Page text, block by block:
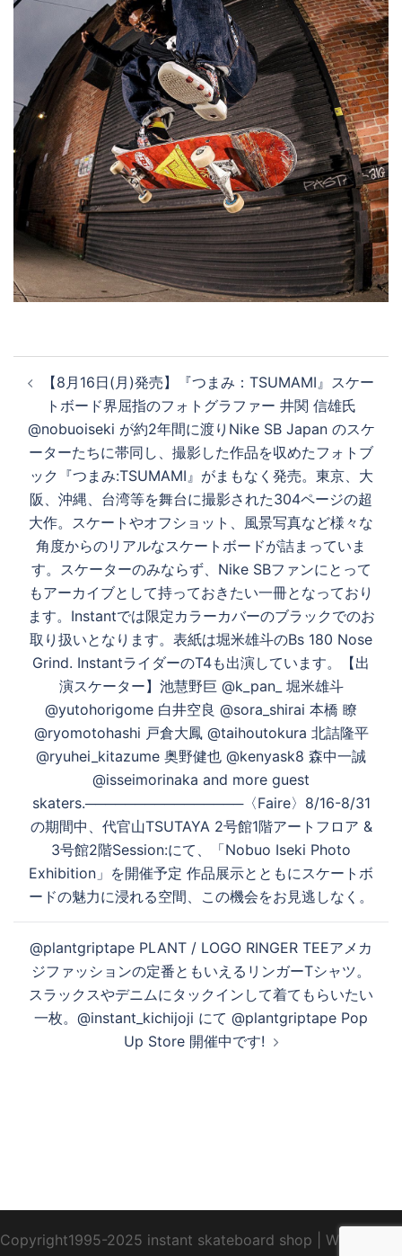
稿
ナ
ビ
ゲ
ー
シ
ン
【8月16日(月)発売】『つまみ：TSUMAMI』スケー
トボード界屈指のフォトグラファー 井関 信雄氏
@nobuoiseki が約2年間に渡りNike SB Japan のスケ
ーターたちに帯同し、撮影した作品を収めたフォトブ
ック『つまみ:TSUMAMI』がまもなく発売。⁡東京、大
阪、沖縄、台湾等を舞台に撮影された304ページの超
大作。スケートやオフショット、風景写真など様々な
角度からのリアルなスケートボードが詰まっていま
す。スケーターのみならず、Nike SBファンにとって
もアーカイブとして持っておきたい一冊となっており
ます。Instantでは限定カラーカバーのブラックでのお
取り扱いとなります。表紙は堀米雄斗のBs 180 Nose
Grind. InstantライダーのT4も出演しています。【出
演スケーター】池慧野巨 @k_pan_ 堀米雄斗
@yutohorigome 白井空良 @sora_shirai 本橋 瞭
@ryomotohashi 戸倉大鳳 @taihoutokura 北詰隆平
@ryuhei_kitazume 奥野健也 @kenyask8 森中一誠
@isseimorinaka and more guest
skaters.⁡────────────────⁡〈Faire〉8/16-8/31
の期間中、代官山TSUTAYA 2号館1階アートフロア &
3号館2階Session:にて、「Nobuo Iseki Photo
Exhibition」を開催予定︎ 作品展示とともにスケートボ
ードの魅力に浸れる空間、この機会をお見逃しなく。
@plantgriptape PLANT / LOGO RINGER TEEアメカ
ジファッションの定番ともいえるリンガーTシャツ。
スラックスやデニムにタックインして着てもらいたい
一枚。@instant_kichijoji にて @plantgriptape Pop
Up Store 開催中です!
Copyright1995-2025 instant skateboard shop
WebDesign